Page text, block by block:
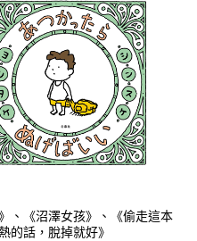
、《沼澤女孩》、《偷走這本
的話，脫掉就好》